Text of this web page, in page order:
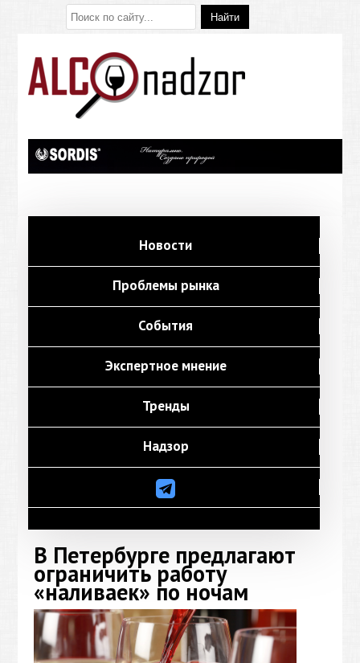
Новости
Проблемы рынка
События
Экспертное мнение
Тренды
Надзор
В Петербурге предлагают
ограничить работу
«наливаек» по ночам